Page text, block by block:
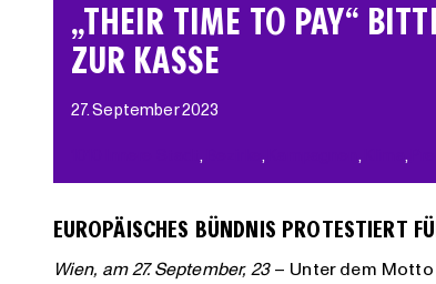
„THEIR TIME TO PAY“
ZUR KASSE
27. September 2023
1010 Innere Stadt, , , ,
EUROPÄISCHES BÜNDNIS PROTESTIERT
Wien, am27. September, 23– Unter dem Motto